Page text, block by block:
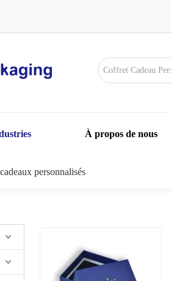
À propos de nous
personnalisés